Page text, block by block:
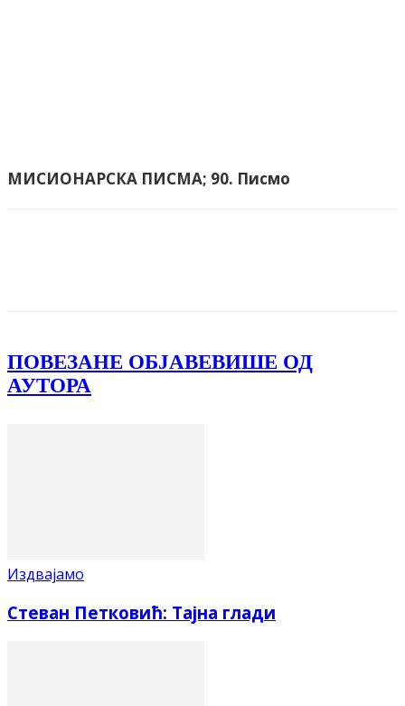
МИСИОНАРСКА ПИСМА; 90. Писмо
ПОВЕЗАНЕ ОБЈАВЕВИШЕ ОД
АУТОРА
Издвајамо
Стеван Петковић: Тајна глади